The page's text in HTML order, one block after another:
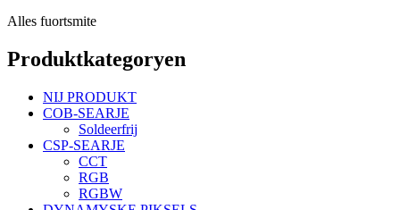
Alles fuortsmite
Produktkategoryen
NIJ PRODUKT
COB-SEARJE
Soldeerfrij
CSP-SEARJE
CCT
RGB
RGBW